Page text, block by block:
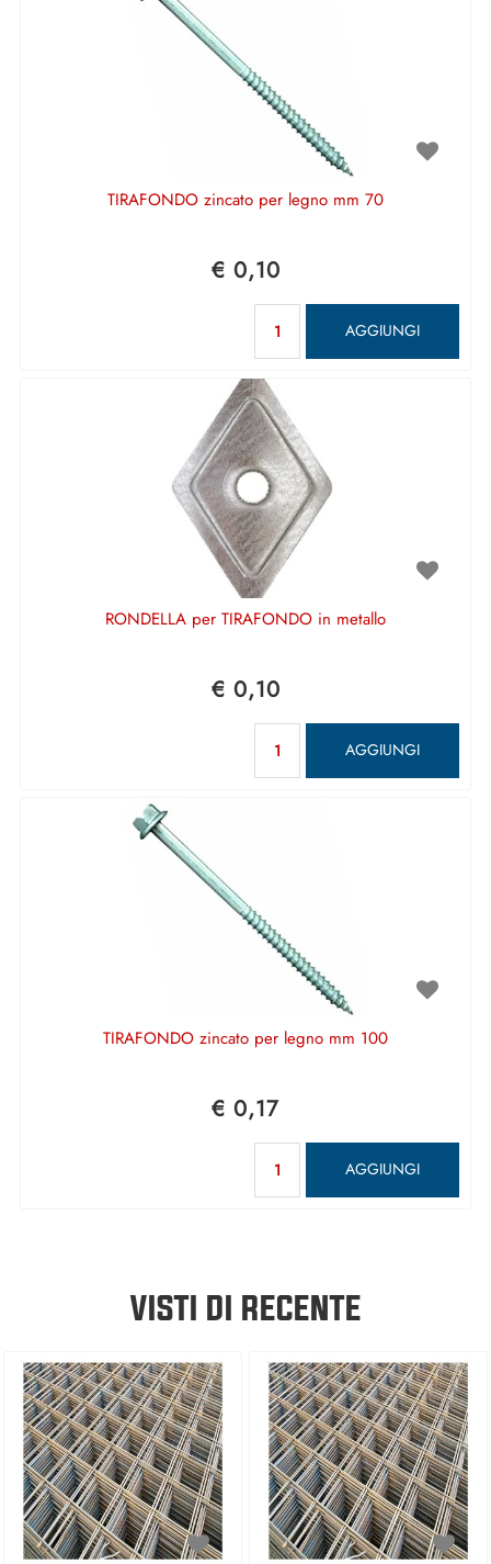
TIRAFONDO zincato per legno mm 70
€ 0,10
AGGIUNGI
RONDELLA per TIRAFONDO in metallo
€ 0,10
AGGIUNGI
TIRAFONDO zincato per legno mm 100
€ 0,17
AGGIUNGI
VISTI DI RECENTE